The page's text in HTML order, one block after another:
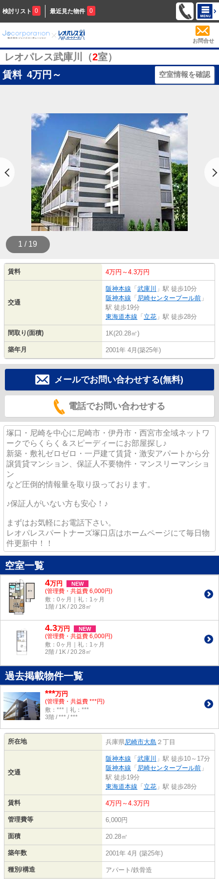
検討リスト 0 最近見た物件 0
お問合せ
レオパレス武庫川（2室）
賃料 4万円～ 空室情報を確認
1 / 19
賃料 4万円～4.3万円
交通
阪神本線 「 武庫川 」駅 徒歩10分
阪神本線 「 尼崎センタープール前 」
駅 徒歩19分
東海道本線 「 立花 」駅 徒歩28分
間取り(面積) 1K(20.28㎡)
築年月 2001年 4月(築25年)
メールでお問い合わせする(無料)
電話でお問い合わせする
塚口・尼崎を中心に尼崎市・伊丹市・西宮市全域ネットワ
ークでらくらく＆スピーディーにお部屋探し♪
新築・敷礼ゼロゼロ・一戸建て賃貸・激安アパートから分
譲賃貸マンション、保証人不要物件・マンスリーマンショ
ン
など圧倒的情報量を取り扱っております。
♪保証人がいない方も安心！♪
まずはお気軽にお電話下さい。
レオパレスパートナーズ塚口店はホームページにて毎日物
件更新中！！
空室一覧
4万円 NEW
(管理費・共益費 6,000円)
敷：0ヶ月｜礼：1ヶ月
1階 / 1K / 20.28㎡
4.3万円 NEW
(管理費・共益費 6,000円)
敷：0ヶ月｜礼：1ヶ月
2階 / 1K / 20.28㎡
過去掲載物件一覧
***万円
(管理費・共益費 ***円)
敷：***｜礼：***
3階 / *** / ***
所在地 兵庫県尼崎市大島 ２丁目
交通
阪神本線 「 武庫川 」駅 徒歩10～17分
阪神本線 「 尼崎センタープール前 」
駅 徒歩19分
東海道本線 「 立花 」駅 徒歩28分
賃料 4万円～4.3万円
管理費等 6,000円
面積 20.28㎡
築年数 2001年 4月 (築25年)
種別/構造 アパート/鉄骨造